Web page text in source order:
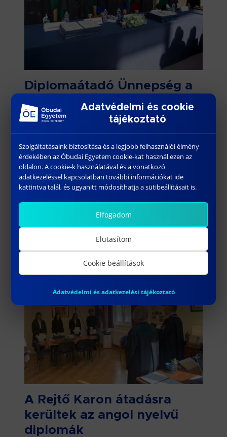
Diplomaátadó Ünnepség a
Rejtő Sándor Könnyűipari
és Környezetmérnöki Karán
Környezetmérnöki Karon 2023. február 24-én
pénteken tartották a Diplomaátadó
ünnepséget, melyen rektor úr képviseletében
Dr. habil. Molnár András rektorhelyettes úr is
A Rejtő Karon átadásra
kerültek az angol nyelvű
diplomák
Adatvédelmi és cookie
tájékoztató
Szolgáltatásaink biztosítása és a legjobb felhasználói élmény
érdekében az Óbudai Egyetem cookie-kat használ ezen az
oldalon. A cookie-k használatával és a vonatkozó
adatkezeléssel kapcsolatban további információkat ide
kattintva talál, és ugyanitt módosíthatja a sütibeállításait is.
Elfogadom
Elutasítom
Cookie beállítások
Adatvédelmi és adatkezelési tájékoztató